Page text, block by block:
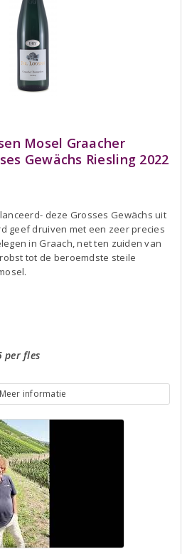
Mosel Graacher
Gewächs Riesling 2022
deze Grosses Gewächs uit
geef druiven met een zeer precies
in Graach, net ten zuiden van
tot de beroemdste steile
per fles
Meer informatie